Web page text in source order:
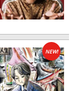
NEW!